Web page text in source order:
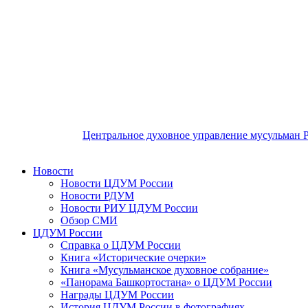
Центральное духовное управление мусульман
Новости
Новости ЦДУМ России
Новости РДУМ
Новости РИУ ЦДУМ России
Обзор СМИ
ЦДУМ России
Справка о ЦДУМ России
Книга «Исторические очерки»
Книга «Мусульманское духовное собрание»
«Панорама Башкортостана» о ЦДУМ России
Награды ЦДУМ России